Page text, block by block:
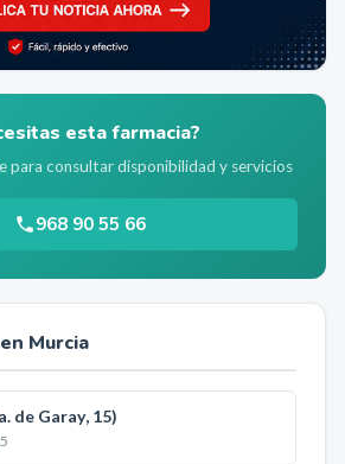
esta farmacia?
para consultar disponibilidad y servicios
968 90 55 66
Murcia
de Garay, 15)